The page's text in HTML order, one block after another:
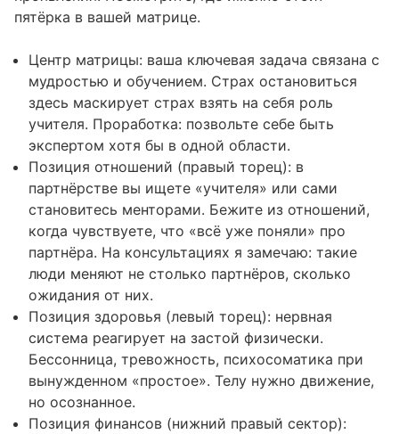
пятёрка в вашей матрице.
Центр матрицы: ваша ключевая задача связана с
мудростью и обучением. Страх остановиться
здесь маскирует страх взять на себя роль
учителя. Проработка: позвольте себе быть
экспертом хотя бы в одной области.
Позиция отношений (правый торец): в
партнёрстве вы ищете «учителя» или сами
становитесь менторами. Бежите из отношений,
когда чувствуете, что «всё уже поняли» про
партнёра. На консультациях я замечаю: такие
люди меняют не столько партнёров, сколько
ожидания от них.
Позиция здоровья (левый торец): нервная
система реагирует на застой физически.
Бессонница, тревожность, психосоматика при
вынужденном «простое». Телу нужно движение,
но осознанное.
Позиция финансов (нижний правый сектор):